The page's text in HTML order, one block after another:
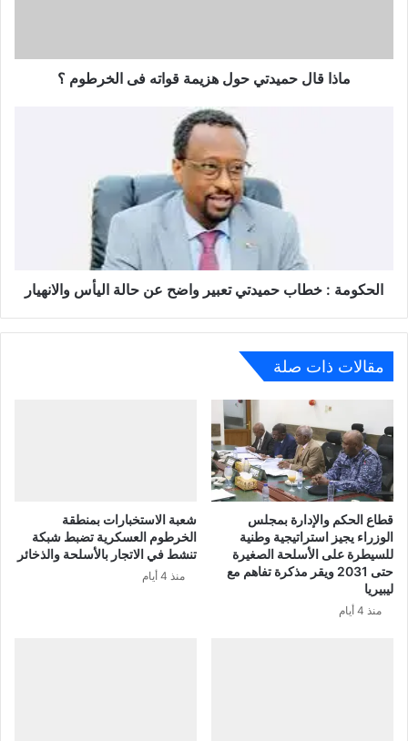
ماذا قال حميدتي حول هزيمة قواته فى الخرطوم ؟
الحكومة : خطاب حميدتي تعبير واضح عن حالة اليأس والانهيار
مقالات ذات صلة
قطاع الحكم والإدارة بمجلس
الوزراء يجيز استراتيجية وطنية
للسيطرة على الأسلحة الصغيرة
حتى 2031 ويقر مذكرة تفاهم مع
ليبيريا
منذ 4 أيام
شعبة الاستخبارات بمنطقة
الخرطوم العسكرية تضبط شبكة
تنشط في الاتجار بالأسلحة والذخائر
منذ 4 أيام